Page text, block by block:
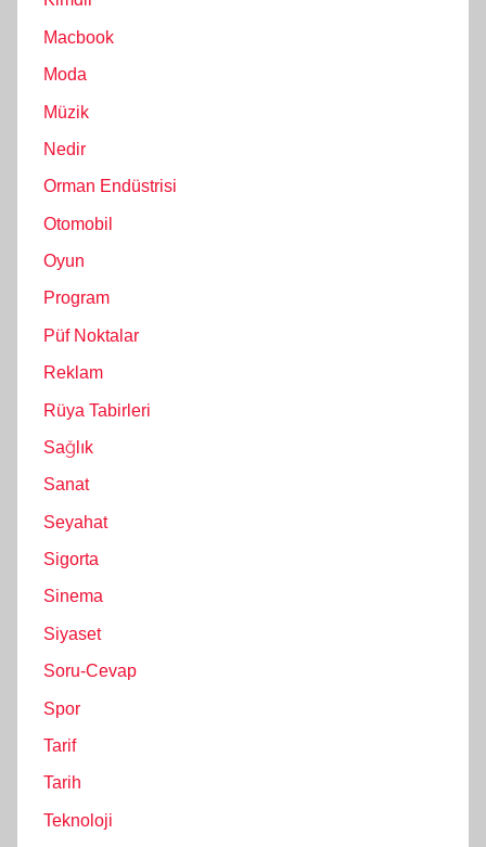
Macbook
Moda
Müzik
Nedir
Orman Endüstrisi
Otomobil
Oyun
Program
Püf Noktalar
Reklam
Rüya Tabirleri
Sağlık
Sanat
Seyahat
Sigorta
Sinema
Siyaset
Soru-Cevap
Spor
Tarif
Tarih
Teknoloji